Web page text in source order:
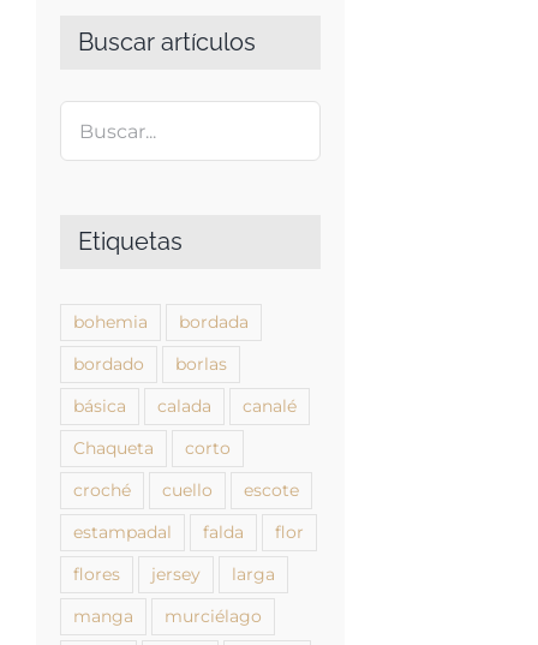
Buscar artículos
Etiquetas
bohemia bordada
bordado borlas
básica calada canalé
Chaqueta corto
croché cuello escote
estampadal falda flor
flores jersey larga
manga murciélago